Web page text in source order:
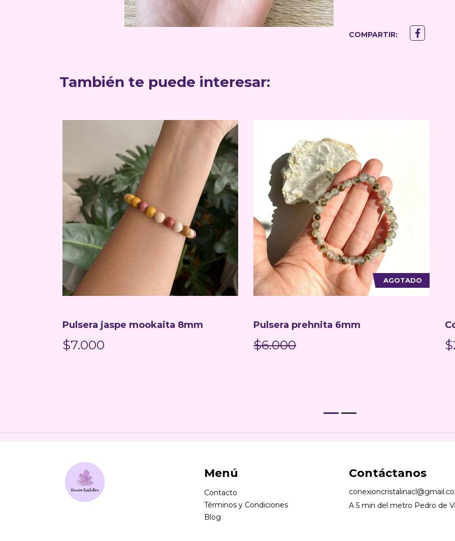
COMPARTIR:
También te puede interesar:
Pulsera jaspe mookaita 8mm
$7.000
AGOTADO
Pulsera prehnita 6mm
$6.000
Menú
Contacto
Términos y Condiciones
Blog
Contáctanos
A 5 min del metro Pedro de